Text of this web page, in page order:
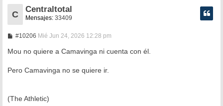
C
Centraltotal
Mensajes: 33409
#10206M
n
s
j
Mié Jun 24, 2026 12:28 pm
Mou no quiere a Camavinga ni cuenta con él.
Pero Camavinga no se quiere ir.
(The Athletic)